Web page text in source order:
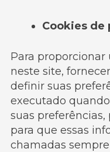
Cookies de
Para
neste site,
definir suas
executado
suas
para que essas
chamadas